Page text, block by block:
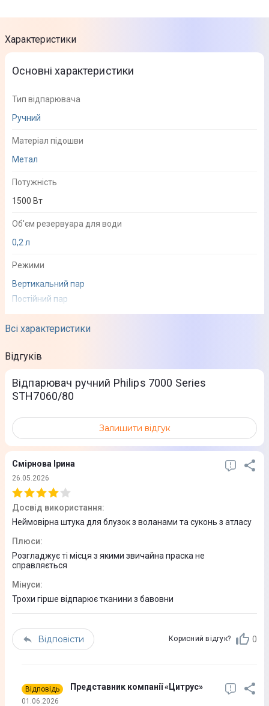
Характеристики
Всі характеристики
Основні характеристики
Тип відпарювача
Ручний
Матеріал підошви
Метал
Потужність
1500 Вт
Об'єм резервуара для води
0,2 л
Режими
Вертикальний пар
Постійний пар
Технічні характеристики
Постійна подача пари
28 г/хв
Час нагріву води
30 сек
Від мережі
Світловий індикатор StyleMat
Готовність до використання
Для всіх тканин, що допускають прасування
Перемикач увімкнення/вимкнення
Об'єм резервуару для води: 100/200 мл
Знімний резервуар для води
Експлуатація
Відгуків
Відпарювач ручний Philips 7000 Series
STH7060/80
Залишити відгук
Смірнова Ірина
26.05.2026
Досвід використання:
Неймовірна штука для блузок з воланами та суконь з атласу
Плюси:
Розгладжує ті місця з якими звичайна праска не
справляється
Мінуси:
Трохи гірше відпарює тканини з бавовни
Відповісти Корисний відгук? 0
Відповідь Представник компанії «Цитрус»
01.06.2026